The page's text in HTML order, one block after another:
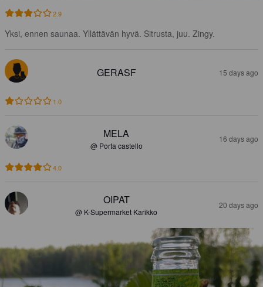
2.9
Yksi, ennen saunaa. Yllättävän hyvä. Sitrusta, juu. Zingy.
GERASF 15 days ago
1.0
MELA
@ Porta castello
16 days ago
4.0
OIPAT
@ K-Supermarket Karikko
20 days ago